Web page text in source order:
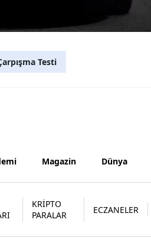
Testi
Magazin Dünya
KRİPTO
PARALAR
ECZANELER